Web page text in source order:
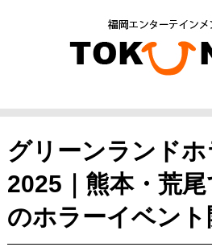
グリーンランド
2025｜熊本・荒
のホラーイベント